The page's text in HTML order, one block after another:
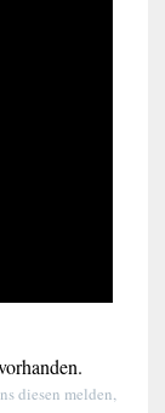
diesen melden,